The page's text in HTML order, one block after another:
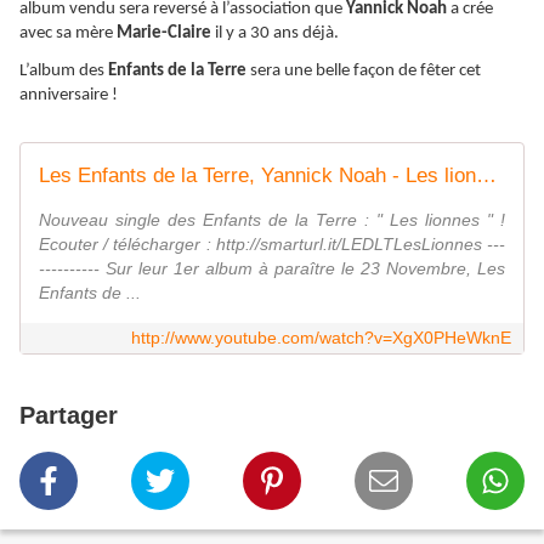
album vendu sera reversé à l’association que Yannick Noah a crée
avec sa mère Marie-Claire il y a 30 ans déjà.
L’album des Enfants de la Terre sera une belle façon de fêter cet
anniversaire !
Les Enfants de la Terre, Yannick Noah - Les lionnes (Clip officiel)
Nouveau single des Enfants de la Terre : " Les lionnes " !
Ecouter / télécharger : http://smarturl.it/LEDLTLesLionnes ---
---------- Sur leur 1er album à paraître le 23 Novembre, Les
Enfants de ...
http://www.youtube.com/watch?v=XgX0PHeWknE
Partager